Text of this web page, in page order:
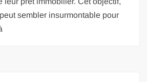
sembler insurmontable pour